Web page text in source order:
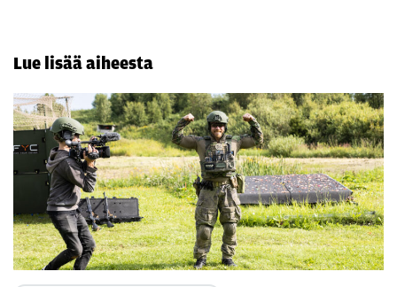
Lue lisää aiheesta